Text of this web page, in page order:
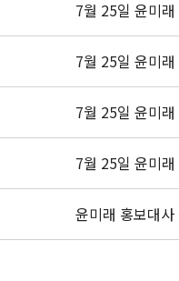
7월 25일 윤미
7월 25일 윤미
7월 25일 윤미
7월 25일 윤미
윤미래 홍보대